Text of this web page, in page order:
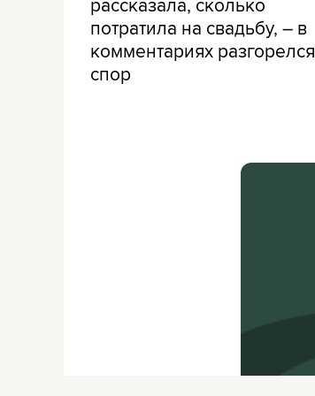
потратила на свадьбу, – в
комментариях разгорелся
спор